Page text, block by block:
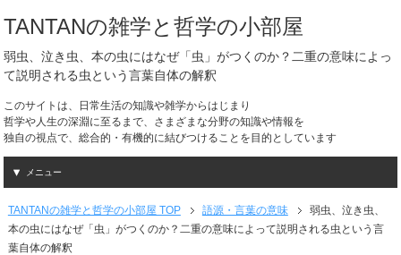
TANTANの雑学と哲学の小部屋
弱虫、泣き虫、本の虫にはなぜ「虫」がつくのか？二重の意味によっ
て説明される虫という言葉自体の解釈
このサイトは、日常生活の知識や雑学からはじまり
哲学や人生の深淵に至るまで、さまざまな分野の知識や情報を
独自の視点で、総合的・有機的に結びつけることを目的としています
メニュー
TANTANの雑学と哲学の小部屋 TOP 語源・言葉の意味
弱虫、泣き虫、
本の虫にはなぜ「虫」がつくのか？二重の意味によって説明される虫という言
葉自体の解釈